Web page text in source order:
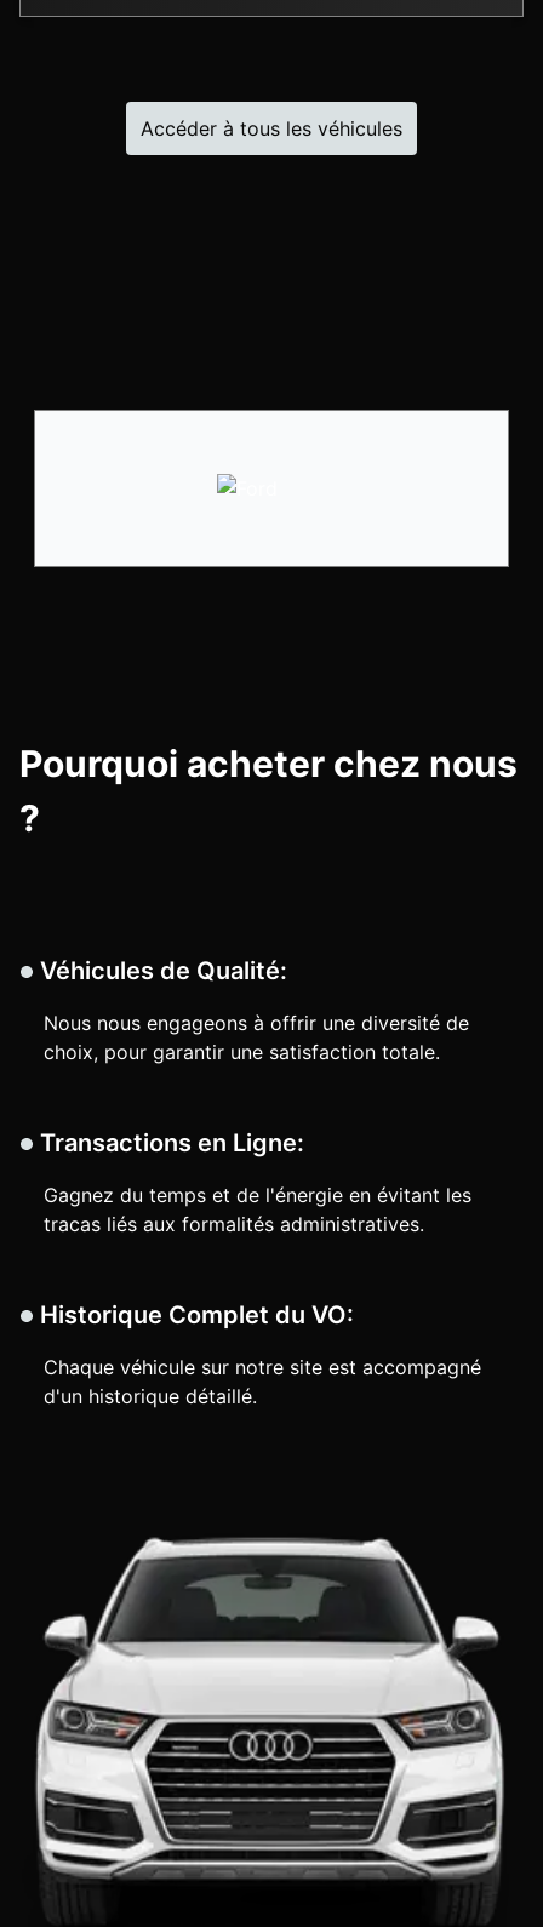
Accéder à tous les véhicules
Pourquoi acheter chez nous
?
Véhicules de Qualité:
Nous nous engageons à offrir une diversité de
choix, pour garantir une satisfaction totale.
Transactions en Ligne:
Gagnez du temps et de l'énergie en évitant les
tracas liés aux formalités administratives.
Historique Complet du VO:
Chaque véhicule sur notre site est accompagné
d'un historique détaillé.